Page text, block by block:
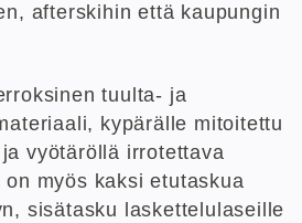
afterskihin että kaupungin
tuulta- ja
kypärälle mitoitettu
vyötäröllä irrotettava
on myös kaksi etutaskua
sisätasku laskettelulaseille